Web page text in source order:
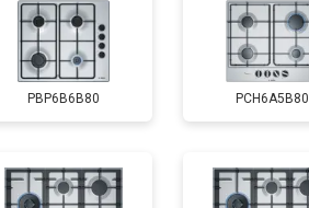
PBP6B6B80 PCH6A5B80